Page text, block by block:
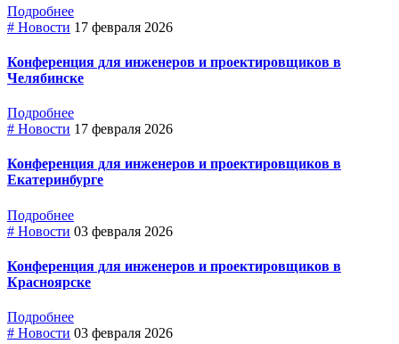
Подробнее
# Новости 17 февраля 2026
Конференция для инженеров и проектировщиков в
Челябинске
Подробнее
# Новости 17 февраля 2026
Конференция для инженеров и проектировщиков в
Екатеринбурге
Подробнее
# Новости 03 февраля 2026
Конференция для инженеров и проектировщиков в
Красноярске
Подробнее
# Новости 03 февраля 2026